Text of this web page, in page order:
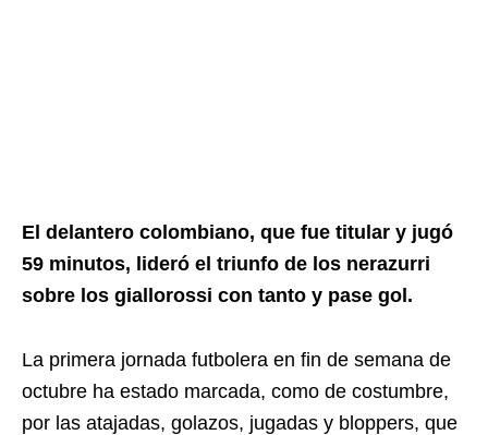
El delantero colombiano, que fue titular y jugó
59 minutos, lideró el triunfo de los nerazurri
sobre los giallorossi con tanto y pase gol.
La primera jornada futbolera en fin de semana de
octubre ha estado marcada, como de costumbre,
por las atajadas, golazos, jugadas y bloppers, que